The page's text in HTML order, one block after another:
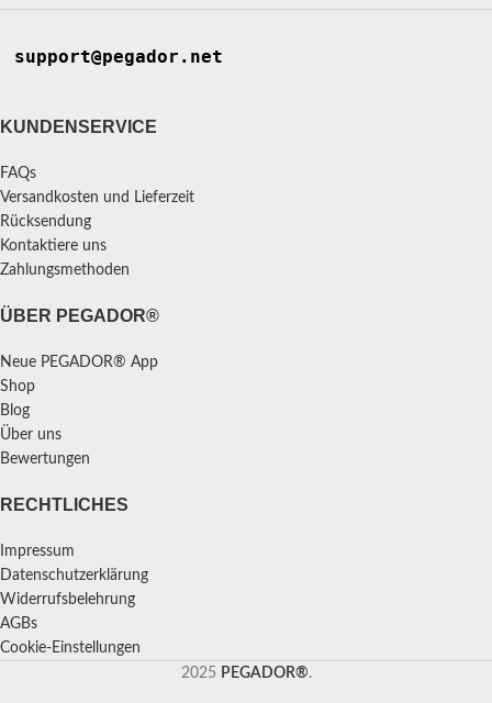
support@pegador.net
KUNDENSERVICE
FAQs
Versandkosten und Lieferzeit
Rücksendung
Kontaktiere uns
Zahlungsmethoden
ÜBER PEGADOR®
Neue PEGADOR® App
Shop
Blog
Über uns
Bewertungen
RECHTLICHES
Impressum
Datenschutzerklärung
Widerrufsbelehrung
AGBs
Cookie-Einstellungen
2025 PEGADOR®.